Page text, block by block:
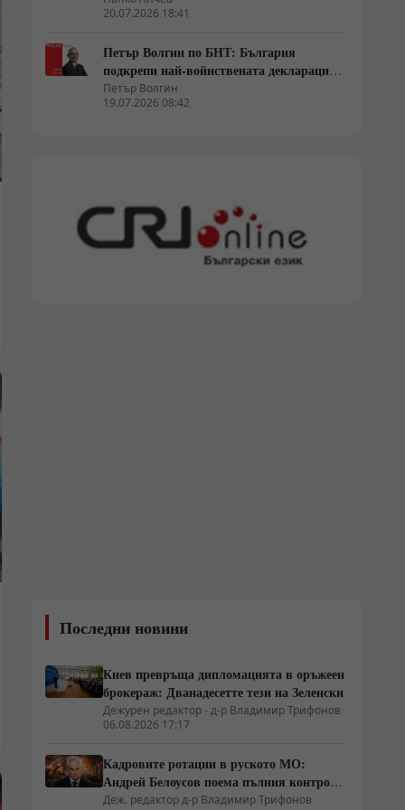
20.07.2026 18:41
Петър Волгин по БНТ: България
подкрепи най-войнствената декларация,
която някога съм чел
Петър Волгин
19.07.2026 08:42
Последни новини
Киев превръща дипломацията в оръжеен
брокераж: Дванадесетте тези на Зеленски
Дежурен редактор - д-р Владимир Трифонов
06.08.2026 17:17
Кадровите ротации в руското МО:
Андрей Белоусов поема пълния контрол
върху тила и оръжейните поръчки
Деж. редактор д-р Владимир Трифонов